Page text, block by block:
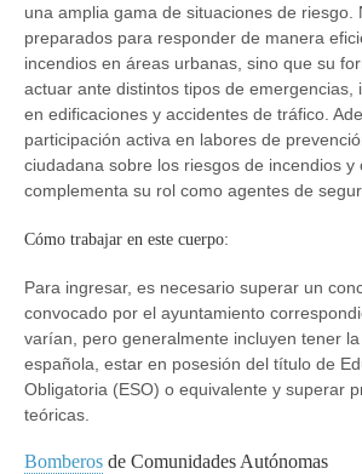
una amplia gama de situaciones de riesgo.
preparados para responder de manera
incendios en áreas urbanas, sino que su
actuar ante distintos tipos de emergencias,
en edificaciones y accidentes de tráfico.
participación activa en labores de
ciudadana sobre los riesgos de incendios y
complementa su rol como agentes de
Cómo trabajar en este cuerpo:
Para ingresar, es necesario superar un
convocado por el ayuntamiento
varían, pero generalmente incluyen tener
española, estar en posesión del título de
Obligatoria (ESO) o equivalente y superar
teóricas.
Bomberos de Comunidades Autónomas